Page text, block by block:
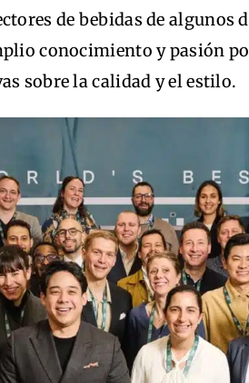
de bebidas de algunos
conocimiento y pasión
sobre la calidad y el estilo.